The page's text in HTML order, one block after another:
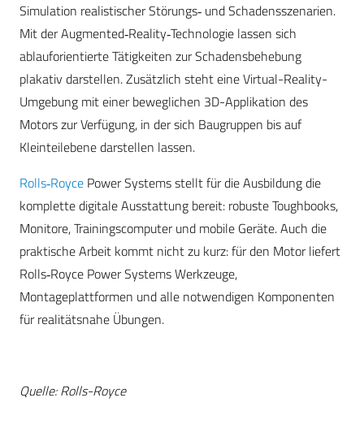
Simulation realistischer Störungs‑ und Schadensszenarien.
Mit der Augmented‑Reality‑Technologie lassen sich
ablauforientierte Tätigkeiten zur Schadensbehebung
plakativ darstellen. Zusätzlich steht eine Virtual-Reality-
Umgebung mit einer beweglichen 3D-Applikation des
Motors zur Verfügung, in der sich Baugruppen bis auf
Kleinteilebene darstellen lassen.
Rolls‑Royce Power Systems stellt für die Ausbildung die
komplette digitale Ausstattung bereit: robuste Toughbooks,
Monitore, Trainingscomputer und mobile Geräte. Auch die
praktische Arbeit kommt nicht zu kurz: für den Motor liefert
Rolls‑Royce Power Systems Werkzeuge,
Montageplattformen und alle notwendigen Komponenten
für realitätsnahe Übungen.
Quelle: Rolls-Royce